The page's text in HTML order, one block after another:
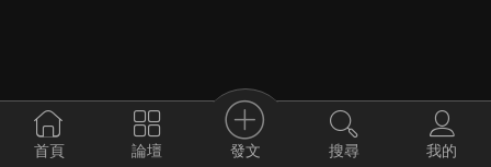
首頁 論壇 發文 搜尋 我的